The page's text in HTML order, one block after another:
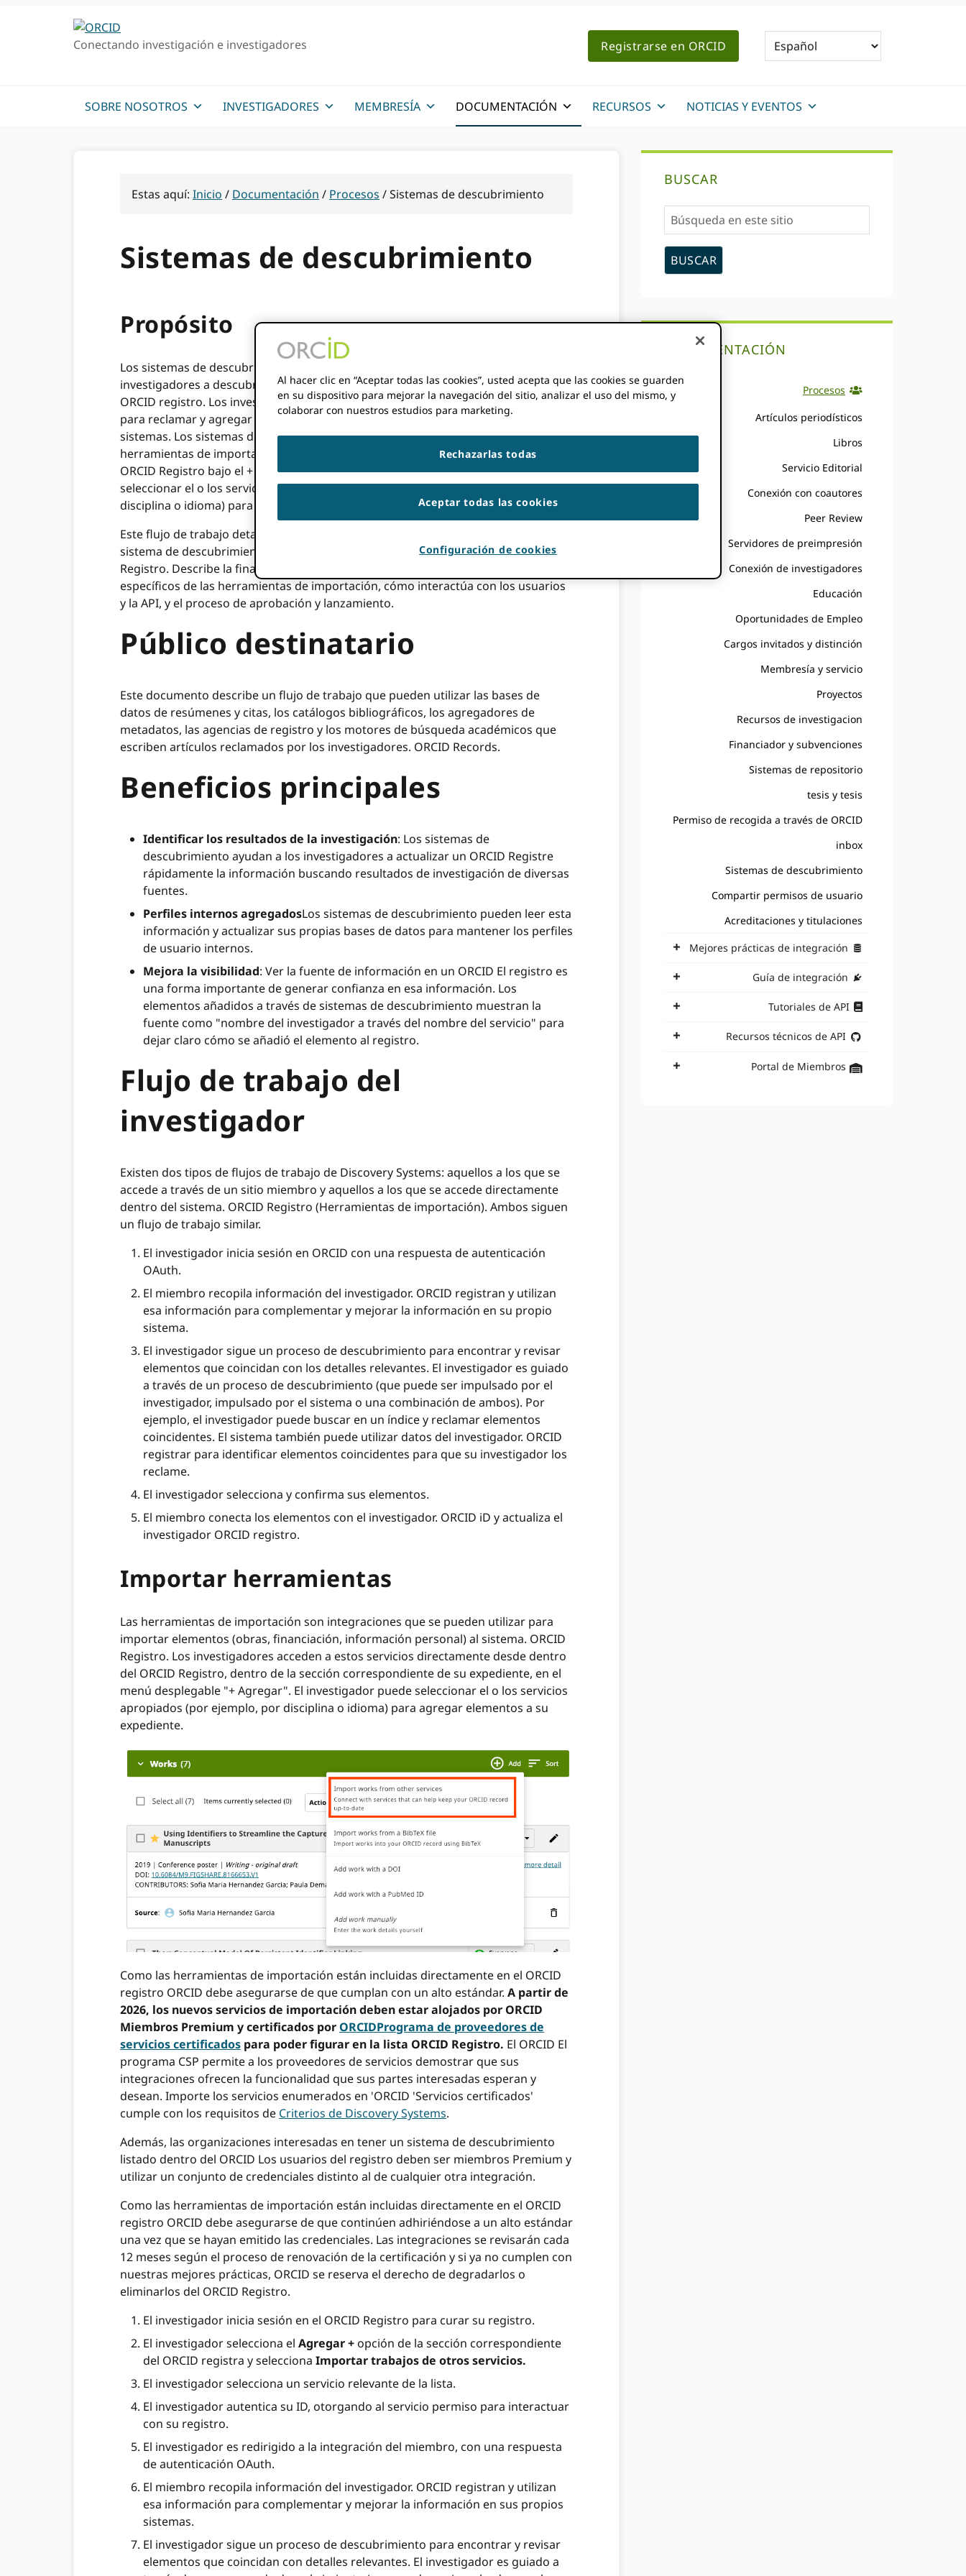
Conectando investigación e investigadores Registrarse en ORCID
SOBRE NOSOTROS INVESTIGADORES MEMBRESÍA DOCUMENTACIÓN RECURSOS NOTICIAS Y EVENTOS
Estas aquí: Inicio / Documentación / Procesos /Sistemas de descubrimiento
Sistemas de descubrimiento
Propósito
Los sistemas de descubrimiento son integraciones de miembros que ayudan a los
investigadores a descubrir y conectarse con sus actividades desde dentro de su
ORCID registro. Los investigadores pueden utilizar sistemas de descubrimiento
para reclamar y agregar trabajos, financiación e información personal a otros
sistemas. Los sistemas de descubrimiento seleccionados, conocidos como
herramientas de importación, se enumeran en la sección correspondiente del
ORCID Registro bajo el + AgregarMenú desplegable. El investigador puede
seleccionar el o los servicios apropiados que desea utilizar (por ejemplo, por
disciplina o idioma) para agregar elementos a su registro.
Este flujo de trabajo detalla cómo ORCID Los miembros pueden integrar un
sistema de descubrimiento y los requisitos que deben incluirse dentro del ORCID
Registro. Describe la finalidad de los sistemas de descubrimiento, los requisitos
específicos de las herramientas de importación, cómo interactúa con los usuarios
y la API, y el proceso de aprobación y lanzamiento.
Público destinatario
Este documento describe un flujo de trabajo que pueden utilizar las bases de
datos de resúmenes y citas, los catálogos bibliográficos, los agregadores de
metadatos, las agencias de registro y los motores de búsqueda académicos que
escriben artículos reclamados por los investigadores. ORCID Records.
Beneficios principales
Identificar los resultados de la investigación: Los sistemas de
descubrimiento ayudan a los investigadores a actualizar un ORCID Registre
rápidamente la información buscando resultados de investigación de diversas
fuentes.
Perfiles internos agregadosLos sistemas de descubrimiento pueden leer esta
información y actualizar sus propias bases de datos para mantener los perfiles
de usuario internos.
Mejora la visibilidad: Ver la fuente de información en un ORCID El registro es
una forma importante de generar confianza en esa información. Los
elementos añadidos a través de sistemas de descubrimiento muestran la
fuente como "nombre del investigador a través del nombre del servicio" para
dejar claro cómo se añadió el elemento al registro.
Flujo de trabajo del
investigador
Existen dos tipos de flujos de trabajo de Discovery Systems: aquellos a los que se
accede a través de un sitio miembro y aquellos a los que se accede directamente
dentro del sistema. ORCID Registro (Herramientas de importación). Ambos siguen
un flujo de trabajo similar.
El investigador inicia sesión en ORCID con una respuesta de autenticación
OAuth.
El miembro recopila información del investigador. ORCID registran y utilizan
esa información para complementar y mejorar la información en su propio
sistema.
El investigador sigue un proceso de descubrimiento para encontrar y revisar
elementos que coincidan con los detalles relevantes. El investigador es guiado
a través de un proceso de descubrimiento (que puede ser impulsado por el
investigador, impulsado por el sistema o una combinación de ambos). Por
ejemplo, el investigador puede buscar en un índice y reclamar elementos
coincidentes. El sistema también puede utilizar datos del investigador. ORCID
registrar para identificar elementos coincidentes para que su investigador los
reclame.
El investigador selecciona y confirma sus elementos.
El miembro conecta los elementos con el investigador. ORCID iD y actualiza el
investigador ORCID registro.
Importar herramientas
Las herramientas de importación son integraciones que se pueden utilizar para
importar elementos (obras, financiación, información personal) al sistema. ORCID
Registro. Los investigadores acceden a estos servicios directamente desde dentro
del ORCID Registro, dentro de la sección correspondiente de su expediente, en el
menú desplegable "+ Agregar". El investigador puede seleccionar el o los servicios
apropiados (por ejemplo, por disciplina o idioma) para agregar elementos a su
expediente.
Como las herramientas de importación están incluidas directamente en el ORCID
registro ORCID debe asegurarse de que cumplan con un alto estándar. A partir de
2026, los nuevos servicios de importación deben estar alojados por ORCID
Miembros Premium y certificados porORCIDPrograma de proveedores de
servicios certificados para poder figurar en la lista ORCID Registro. El ORCID El
programa CSP permite a los proveedores de servicios demostrar que sus
integraciones ofrecen la funcionalidad que sus partes interesadas esperan y
desean. Importe los servicios enumerados en 'ORCID 'Servicios certificados'
cumple con los requisitos de Criterios de Discovery Systems.
Además, las organizaciones interesadas en tener un sistema de descubrimiento
listado dentro del ORCID Los usuarios del registro deben ser miembros Premium y
utilizar un conjunto de credenciales distinto al de cualquier otra integración.
Como las herramientas de importación están incluidas directamente en el ORCID
registro ORCID debe asegurarse de que continúen adhiriéndose a un alto estándar
una vez que se hayan emitido las credenciales. Las integraciones se revisarán cada
12 meses según el proceso de renovación de la certificación y si ya no cumplen con
nuestras mejores prácticas, ORCID se reserva el derecho de degradarlos o
eliminarlos del ORCID Registro.
El investigador inicia sesión en el ORCID Registro para curar su registro.
El investigador selecciona el Agregar + opción de la sección correspondiente
del ORCID registra y selecciona Importar trabajos de otros servicios.
El investigador selecciona un servicio relevante de la lista.
El investigador autentica su ID, otorgando al servicio permiso para interactuar
con su registro.
El investigador es redirigido a la integración del miembro, con una respuesta
de autenticación OAuth.
El miembro recopila información del investigador. ORCID registran y utilizan
esa información para complementar y mejorar la información en sus propios
sistemas.
El investigador sigue un proceso de descubrimiento para encontrar y revisar
elementos que coincidan con detalles relevantes. El investigador es guiado a
primaria
BUSCAR
Búsqueda
en
este
sitio
DOCUMENTACIÓN
Procesos
Artículos periodísticos
Libros
Servicio Editorial
Conexión con coautores
Peer Review
Servidores de preimpresión
Conexión de investigadores
Educación
Oportunidades de Empleo
Cargos invitados y distinción
Membresía y servicio
Proyectos
Recursos de investigacion
Financiador y subvenciones
Sistemas de repositorio
tesis y tesis
Permiso de recogida a través de ORCID
inbox
Sistemas de descubrimiento
Compartir permisos de usuario
Acreditaciones y titulaciones
Mejores prácticas de integración
Guía de integración
Tutoriales de API
Recursos técnicos de API
Portal de Miembros
Al hacer clic en “Aceptar todas las cookies”, usted acepta que las cookies se guarden
en su dispositivo para mejorar la navegación del sitio, analizar el uso del mismo, y
colaborar con nuestros estudios para marketing.
Rechazarlas todas
Aceptar todas las cookies
Configuración de cookies